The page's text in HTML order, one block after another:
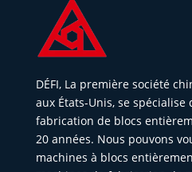
DÉFI, La première société
aux États-Unis, se
fabrication de blocs
20 années. Nous pouvons
machines à blocs